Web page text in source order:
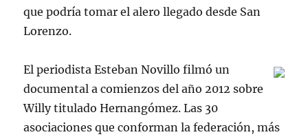
que podría tomar el alero llegado desde San
Lorenzo.
El periodista Esteban Novillo filmó un
documental a comienzos del año 2012 sobre
Willy titulado Hernangómez. Las 30
asociaciones que conforman la federación, más